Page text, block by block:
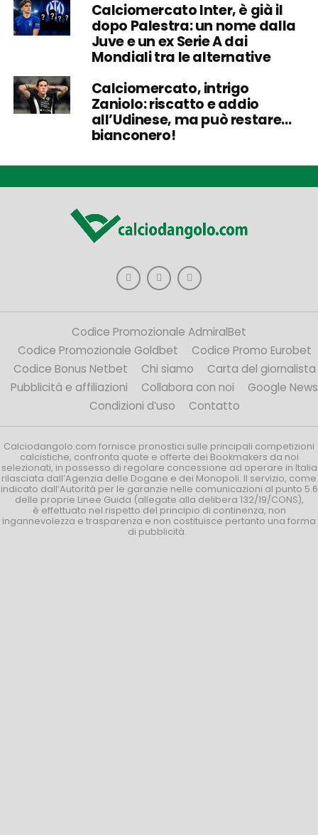
Calciomercato Inter, è già il
dopo Palestra: un nome dalla
Juve e un ex Serie A dai
Mondiali tra le alternative
Calciomercato, intrigo
Zaniolo: riscatto e addio
all’Udinese, ma può restare…
bianconero!
Codice Promozionale AdmiralBet
Codice Promozionale Goldbet
Codice Promo Eurobet
Codice Bonus Netbet
Chi siamo
Carta del giornalista
Pubblicità e affiliazioni
Collabora con noi
Google News
Condizioni d’uso
Contatto
Calciodangolo.com fornisce pronostici sulle principali competizioni
calcistiche, confronta quote e offerte dei Bookmakers da noi
selezionati, in possesso di regolare concessione ad operare in Italia
rilasciata dall’Agenzia delle Dogane e dei Monopoli. Il servizio, come
indicato dall’Autorità per le garanzie nelle comunicazioni al punto 5.6
delle proprie Linee Guida (allegate alla delibera 132/19/CONS),
è effettuato nel rispetto del principio di continenza, non
ingannevolezza e trasparenza e non costituisce pertanto una forma
di pubblicità.